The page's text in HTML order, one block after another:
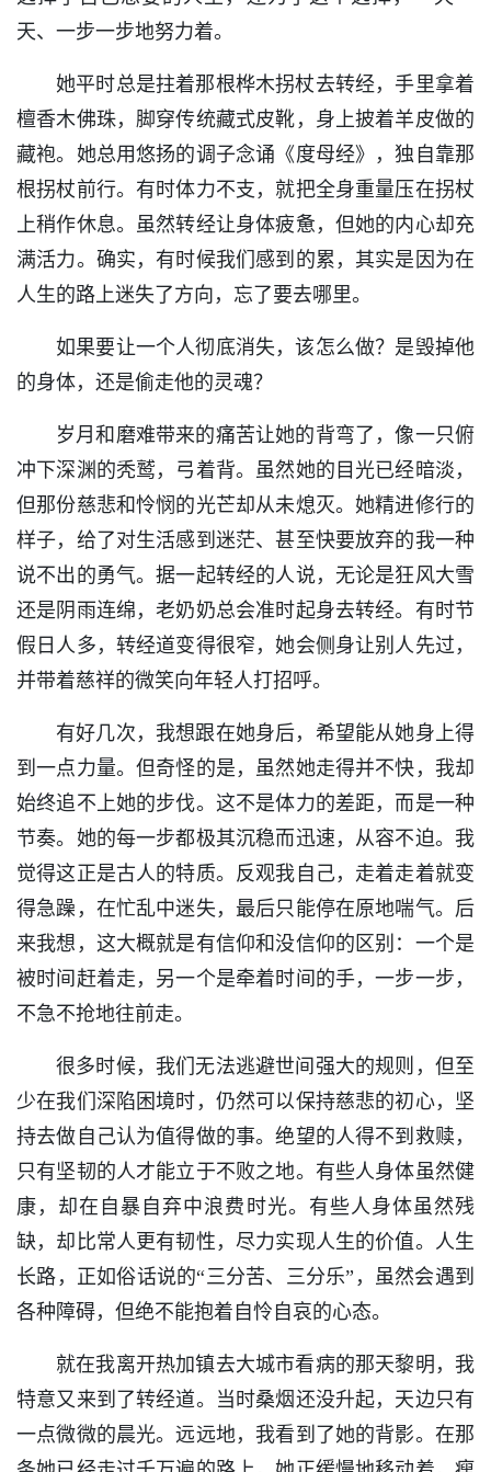
天、一步一步地努力着。
她平时总是拄着那根桦木拐杖去转经，手里拿着
檀香木佛珠，脚穿传统藏式皮靴，身上披着羊皮做的
藏袍。她总用悠扬的调子念诵《度母经》，独自靠那
根拐杖前行。有时体力不支，就把全身重量压在拐杖
上稍作休息。虽然转经让身体疲惫，但她的内心却充
满活力。确实，有时候我们感到的累，其实是因为在
人生的路上迷失了方向，忘了要去哪里。
如果要让一个人彻底消失，该怎么做？是毁掉他
的身体，还是偷走他的灵魂？
岁月和磨难带来的痛苦让她的背弯了，像一只俯
冲下深渊的秃鹫，弓着背。虽然她的目光已经暗淡，
但那份慈悲和怜悯的光芒却从未熄灭。她精进修行的
样子，给了对生活感到迷茫、甚至快要放弃的我一种
说不出的勇气。据一起转经的人说，无论是狂风大雪
还是阴雨连绵，老奶奶总会准时起身去转经。有时节
假日人多，转经道变得很窄，她会侧身让别人先过，
并带着慈祥的微笑向年轻人打招呼。
有好几次，我想跟在她身后，希望能从她身上得
到一点力量。但奇怪的是，虽然她走得并不快，我却
始终追不上她的步伐。这不是体力的差距，而是一种
节奏。她的每一步都极其沉稳而迅速，从容不迫。我
觉得这正是古人的特质。反观我自己，走着走着就变
得急躁，在忙乱中迷失，最后只能停在原地喘气。后
来我想，这大概就是有信仰和没信仰的区别：一个是
被时间赶着走，另一个是牵着时间的手，一步一步，
不急不抢地往前走。
很多时候，我们无法逃避世间强大的规则，但至
少在我们深陷困境时，仍然可以保持慈悲的初心，坚
持去做自己认为值得做的事。绝望的人得不到救赎，
只有坚韧的人才能立于不败之地。有些人身体虽然健
康，却在自暴自弃中浪费时光。有些人身体虽然残
缺，却比常人更有韧性，尽力实现人生的价值。人生
长路，正如俗话说的“三分苦、三分乐”，虽然会遇到
各种障碍，但绝不能抱着自怜自哀的心态。
就在我离开热加镇去大城市看病的那天黎明，我
特意又来到了转经道。当时桑烟还没升起，天边只有
一点微微的晨光。远远地，我看到了她的背影。在那